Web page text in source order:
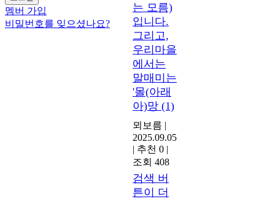
멤버 가입
비밀번호를 잊으셨나요?
는 모름)
입니다.
그리고,
우리마을
에서는
말매미는
'몰(아래
아)망 (1)
뫼보름 |
2025.09.05
| 추천 0 |
조회 408
검색 버
튼이 더